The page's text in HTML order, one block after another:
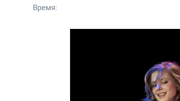
Время: